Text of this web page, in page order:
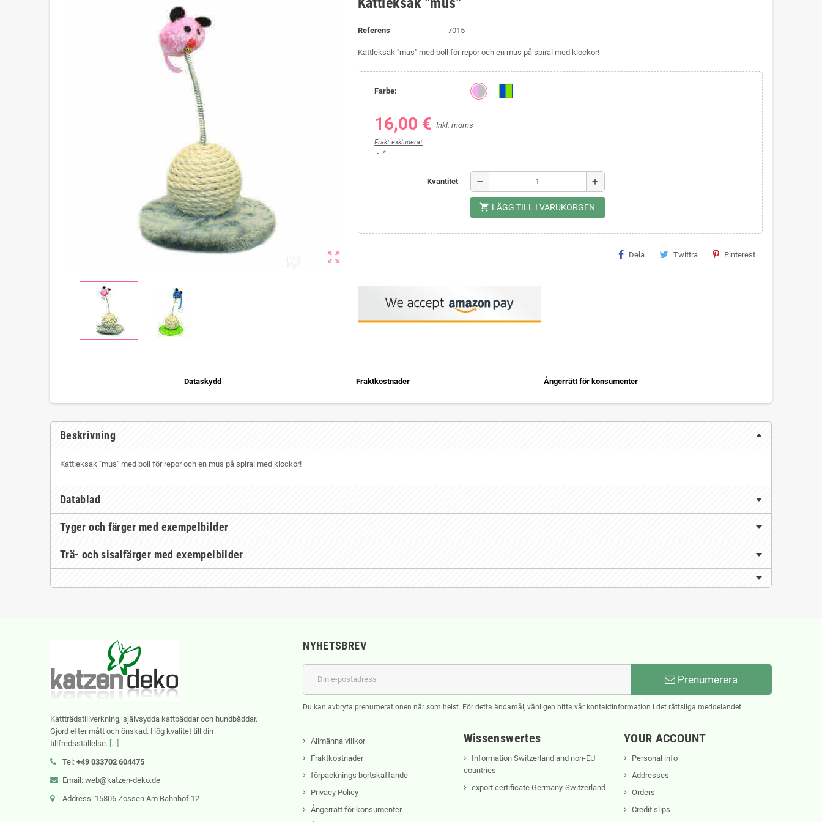
zoom_out_map
Referens 7015
Kattleksak "mus" med boll för repor och en mus på spiral med klockor!
Farbe:
16,00 € Inkl. moms
Frakt exkluderat
*
Kvantitet remove add
shopping_cart LÄGG TILL I VARUKORGEN
Dela Twittra Pinterest
Dataskydd Fraktkostnader Ångerrätt för konsumenter
Beskrivning
Kattleksak "mus" med boll för repor och en mus på spiral med klockor!
Datablad
Tyger och färger med exempelbilder
Trä- och sisalfärger med exempelbilder
Kattträdstillverkning, självsydda kattbäddar och hundbäddar.
Gjord efter mått och önskad. Hög kvalitet till din
tillfredsställelse. [...]
Tel: +49 033702 604475
Email: web@katzen-deko.de
Address: 15806 Zossen Am Bahnhof 12
NYHETSBREV
Prenumerera
Du kan avbryta prenumerationen när som helst. För detta ändamål, vänligen hitta vår kontaktinformation i det rättsliga meddelandet.
Allmänna villkor
Fraktkostnader
förpacknings bortskaffande
Privacy Policy
Ångerrätt för konsumenter
Wissenswertes
Information Switzerland and non-EU
countries
export certificate Germany-Switzerland
YOUR ACCOUNT
Personal info
Addresses
Orders
Credit slips